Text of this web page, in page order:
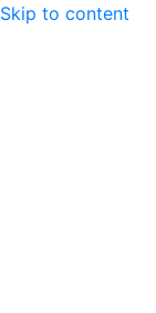
Skip to content